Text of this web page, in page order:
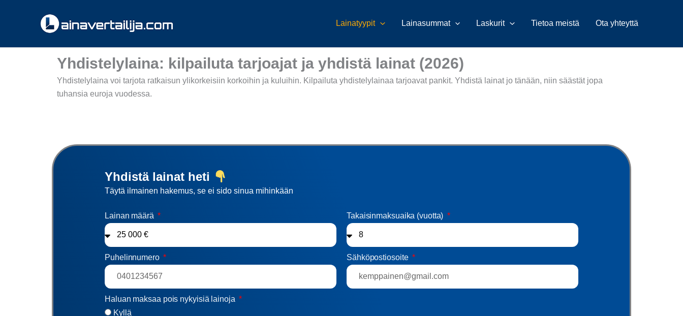
Lainatyypit Lainasummat Laskurit Tietoa meistä Ota yhteyttä
Yhdistelylaina: kilpailuta tarjoajat ja yhdistä lainat (2026)
Yhdistelylaina voi tarjota ratkaisun ylikorkeisiin korkoihin ja kuluihin. Kilpailuta yhdistelylainaa tarjoavat pankit. Yhdistä lainat jo tänään, niin säästät jopa
tuhansia euroja vuodessa.
Yhdistä lainat heti
Täytä ilmainen hakemus, se ei sido sinua mihinkään
Lainan määrä Takaisinmaksuaika (vuotta)
Puhelinnumero Sähköpostiosoite
Haluan maksaa pois nykyisiä lainoja
Kyllä